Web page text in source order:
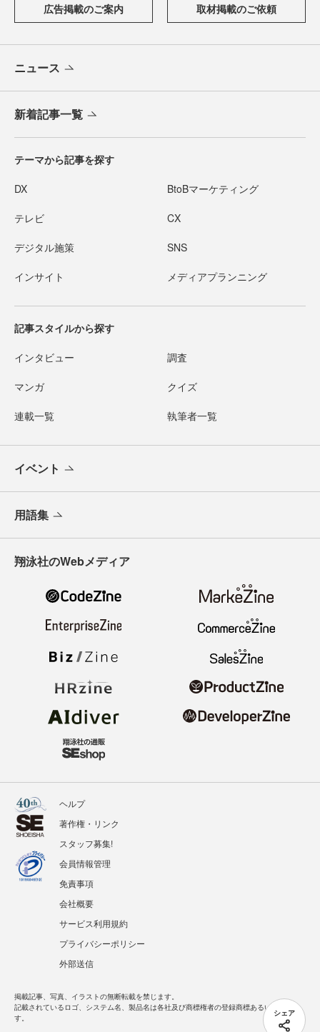
シェア
広告掲載のご案内 取材掲載のご依頼
ニュース
新着記事一覧
テーマから記事を探す
DX BtoBマーケティング
テレビ CX
デジタル施策 SNS
インサイト メディアプランニング
記事スタイルから探す
インタビュー 調査
マンガ クイズ
連載一覧 執筆者一覧
イベント
用語集
翔泳社のWebメディア
ヘルプ
著作権・リンク
スタッフ募集!
会員情報管理
免責事項
会社概要
サービス利用規約
プライバシーポリシー
外部送信
掲載記事、写真、イラストの無断転載を禁じます。
記載されているロゴ、システム名、製品名は各社及び商標権者の登録商標あるいは商標で
す。